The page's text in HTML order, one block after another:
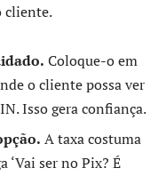
cliente.
Coloque-o em
o cliente possa ver
Isso gera confiança.
A taxa costuma
‘Vai ser no Pix? É